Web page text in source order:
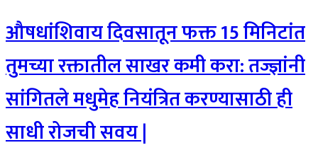
औषधांशिवाय दिवसातून फक्त 15 मिनिटांत
तुमच्या रक्तातील साखर कमी करा: तज्ज्ञांनी
सांगितले मधुमेह नियंत्रित करण्यासाठी ही
साधी रोजची सवय |